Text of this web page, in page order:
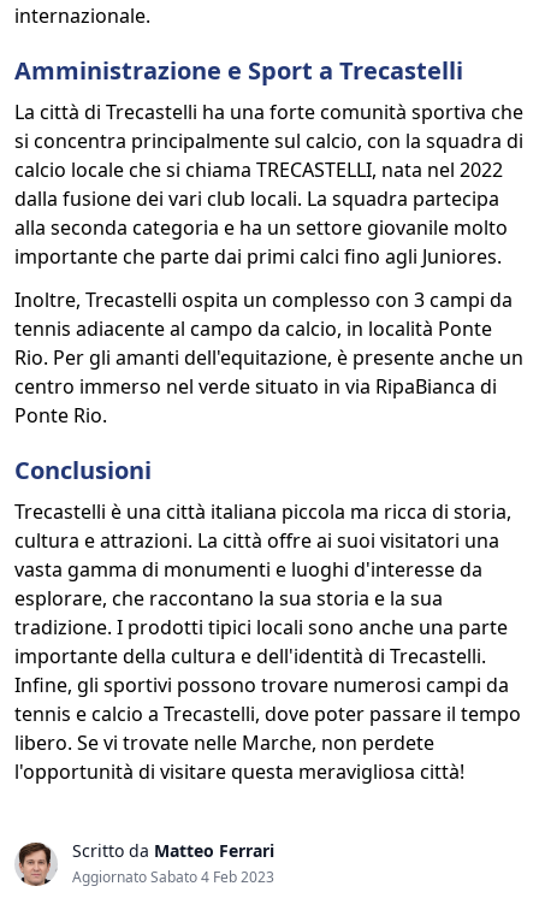
internazionale.
Amministrazione e Sport a Trecastelli
La città di Trecastelli ha una forte comunità sportiva che
si concentra principalmente sul calcio, con la squadra di
calcio locale che si chiama TRECASTELLI, nata nel 2022
dalla fusione dei vari club locali. La squadra partecipa
alla seconda categoria e ha un settore giovanile molto
importante che parte dai primi calci fino agli Juniores.
Inoltre, Trecastelli ospita un complesso con 3 campi da
tennis adiacente al campo da calcio, in località Ponte
Rio. Per gli amanti dell'equitazione, è presente anche un
centro immerso nel verde situato in via RipaBianca di
Ponte Rio.
Conclusioni
Trecastelli è una città italiana piccola ma ricca di storia,
cultura e attrazioni. La città offre ai suoi visitatori una
vasta gamma di monumenti e luoghi d'interesse da
esplorare, che raccontano la sua storia e la sua
tradizione. I prodotti tipici locali sono anche una parte
importante della cultura e dell'identità di Trecastelli.
Infine, gli sportivi possono trovare numerosi campi da
tennis e calcio a Trecastelli, dove poter passare il tempo
libero. Se vi trovate nelle Marche, non perdete
l'opportunità di visitare questa meravigliosa città!
Scritto da Matteo Ferrari
Aggiornato Sabato 4 Feb 2023